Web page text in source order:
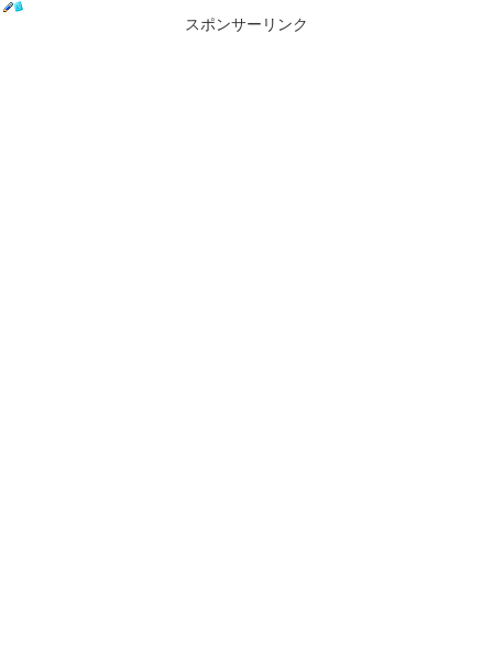
スポンサーリンク